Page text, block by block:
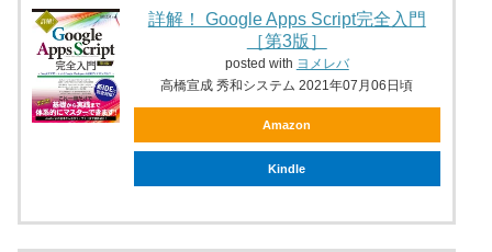
詳解！ Google Apps Script完全入門
［第3版］
posted with ヨメレバ
高橋宣成 秀和システム 2021年07月06日頃
Amazon
Kindle